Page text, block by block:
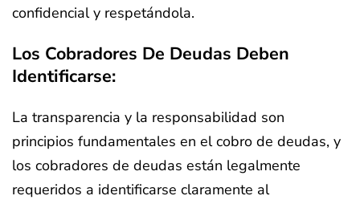
confidencial y respetándola.
Los Cobradores De Deudas Deben
Identificarse:
La transparencia y la responsabilidad son
principios fundamentales en el cobro de deudas, y
los cobradores de deudas están legalmente
requeridos a identificarse claramente al